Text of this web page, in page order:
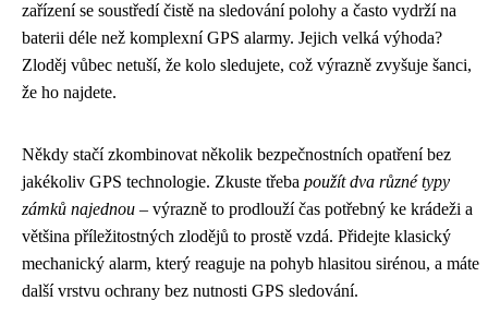
zařízení se soustředí čistě na sledování polohy a často vydrží na
baterii déle než komplexní GPS alarmy. Jejich velká výhoda?
Zloděj vůbec netuší, že kolo sledujete, což výrazně zvyšuje šanci,
že ho najdete.
Někdy stačí zkombinovat několik bezpečnostních opatření bez
jakékoliv GPS technologie. Zkuste třeba použít dva různé typy
zámků najednou – výrazně to prodlouží čas potřebný ke krádeži a
většina příležitostných zlodějů to prostě vzdá. Přidejte klasický
mechanický alarm, který reaguje na pohyb hlasitou sirénou, a máte
další vrstvu ochrany bez nutnosti GPS sledování.